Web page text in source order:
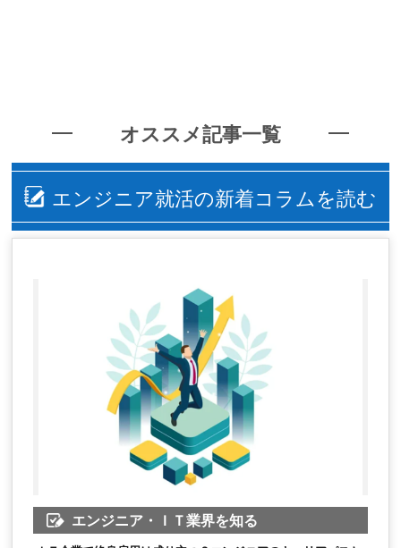
オススメ記事一覧
エンジニア就活の新着コラムを読む
エンジニア・ＩＴ業界を知る